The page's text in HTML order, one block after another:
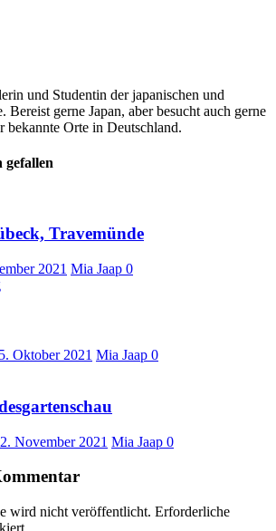
und Studentin der japanischen und
Bereist gerne Japan, aber besucht auch gerne
bekannte Orte in Deutschland.
gefallen
Travemünde
2021 Mia Jaap 0
Oktober 2021 Mia Jaap 0
November 2021 Mia Jaap 0
wird nicht veröffentlicht. Erforderliche